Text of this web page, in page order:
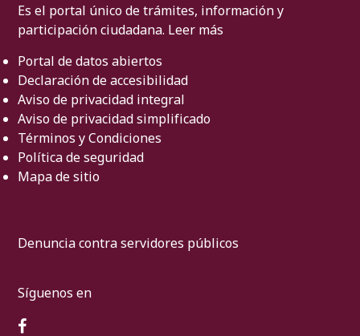
Es el portal único de trámites, información y
participación ciudadana. Leer más
Portal de datos abiertos
Declaración de accesibilidad
Aviso de privacidad integral
Aviso de privacidad simplificado
Términos y Condiciones
Política de seguridad
Mapa de sitio
Denuncia contra servidores públicos
Síguenos en